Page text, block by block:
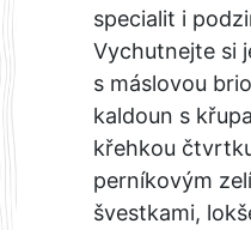
specialit i
Vychutnejte si
s máslovou
kaldoun s
křehkou
perníkovým
švestkami,